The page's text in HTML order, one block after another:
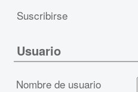
Suscribirse
Usuario
Nombre de usuario